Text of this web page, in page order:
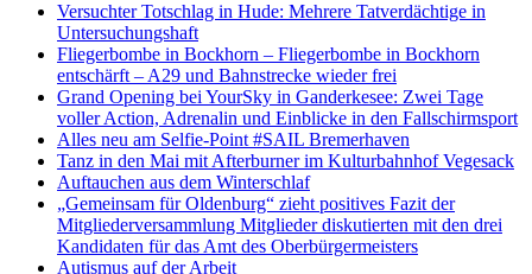
Versucht­er Totschlag in Hude: Mehrere Tatverdächtige in
Untersuchungshaft
Fliegerbombe in Bockhorn – Fliegerbombe in Bockhorn
entschärft – A29 und Bahnstrecke wieder frei
Grand Opening bei YourSky in Ganderkesee: Zwei Tage
voller Action, Adrenalin und Einblicke in den Fallschirmsport
Alles neu am Selfie-Point #SAIL Bremerhaven
Tanz in den Mai mit Afterburner im Kulturbahnhof Vegesack
Auftauchen aus dem Winterschlaf
„Gemeinsam für Oldenburg“ zieht positives Fazit der
Mitgliederversammlung Mitglieder diskutierten mit den drei
Kandidaten für das Amt des Oberbürgermeisters
Autismus auf der Arbeit